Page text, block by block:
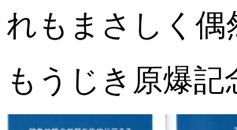
れもまさしく偶
もうじき原爆